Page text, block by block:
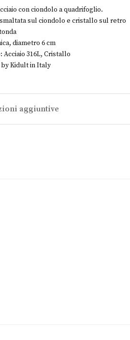
con ciondolo a quadrifoglio.
smaltata sul ciondolo e cristallo sul retro
diametro 6 cm
Acciaio 316L, Cristallo
by Kidult in Italy
aggiuntive